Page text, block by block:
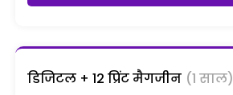
डिजिटल + 12 प्रिंट मैगजीन (1 साल)